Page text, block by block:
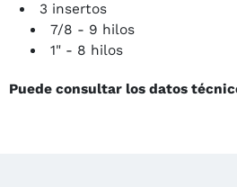
3 insertos
7/8 - 9 hilos
1" - 8 hilos
Puede consultar los datos